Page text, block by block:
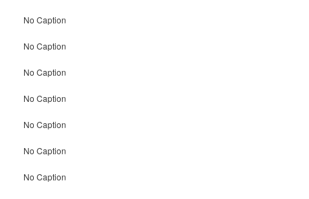
No Caption
No Caption
No Caption
No Caption
No Caption
No Caption
No Caption